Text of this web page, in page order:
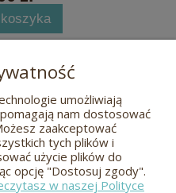
umożliwiają
nam dostosować
zaakceptować
tych plików i
użycie plików do
opcję "Dostosuj zgody".
w naszej Polityce